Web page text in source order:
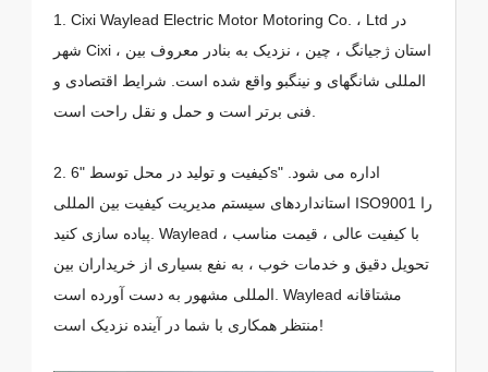
1. Cixi Waylead Electric Motor Motoring Co. ، Ltd در
شهر Cixi ، استان ژجیانگ ، چین ، نزدیک به بنادر معروف بین
المللی شانگهای و نینگبو واقع شده است. شرایط اقتصادی و
2. کیفیت و تولید در محل توسط "6s" اداره می شود.
استانداردهای سیستم مدیریت کیفیت بین المللی ISO9001 را
پیاده سازی کنید. Waylead با کیفیت عالی ، قیمت مناسب ،
تحویل دقیق و خدمات خوب ، به نفع بسیاری از خریداران بین
المللی مشهور به دست آورده است. Waylead مشتاقانه
منتظر همکاری با شما در آینده نزدیک است!